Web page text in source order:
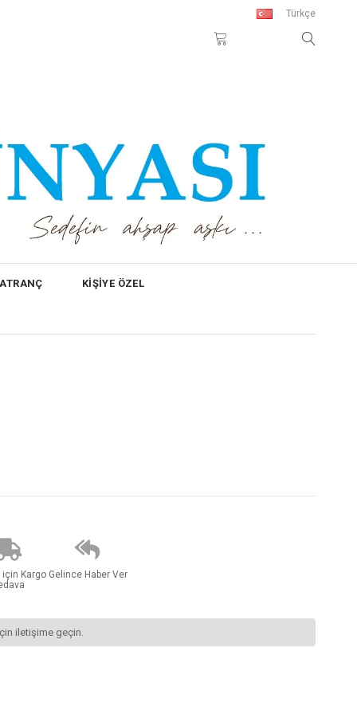
Türkçe
KİŞİYE ÖZEL
için Kargo Gelince Haber Ver
iletişime geçin.